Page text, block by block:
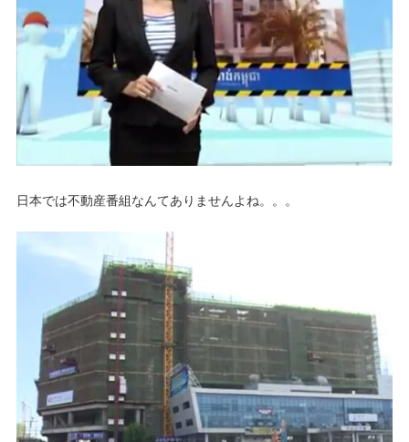
日本では不動産番組なんてありませんよね。。。